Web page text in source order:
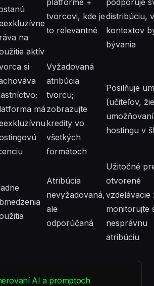
na
aktív
tvorcovi, kde je
to relevantné
distribúciu,
kontextov
bývania
si
má
Vyžadovaná
atribúcia
tvorcu;
zobrazujte
kredity vo
všetkých
formátoch
Posilňuje
(učiteľov,
umožňovaní
hostingu v
Atribúcia
nevyžadovaná,
ale
odporúčaná
Užitočné
otvorené
vzdelávacie
monitorujte
nesprávnu
atribúciu
AI a promptoch